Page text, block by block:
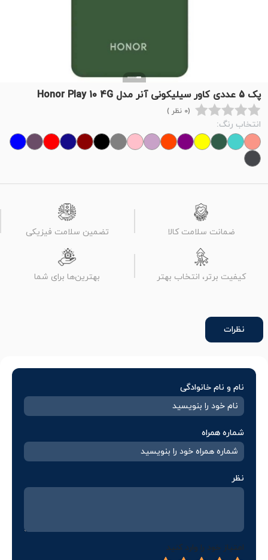
پک 5 عددی کاور سیلیکونی آنر مدل Honor Play 10 4G
(0 نظر )
انتخاب رنگ:
ضمانت سلامت کالا تضمین سلامت فیزیکی
کیفیت برتر، انتخاب بهتر بهترین‌ها برای شما
نظرات
نام و نام خانوادگی
شماره همراه
نظر
امتیاز خود را وارد کنید